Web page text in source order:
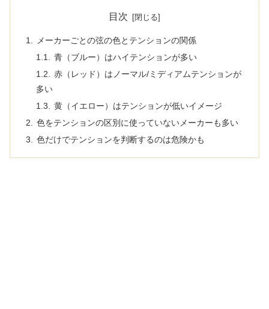
目次
メーカーごとの弦の色とテンションの関係
青（ブルー）はハイテンションが多い
赤（レッド）はノーマル/ミディアムテンションが
多い
黄（イエロー）はテンションが低いイメージ
色をテンションの区別に使っていないメーカーも多い
色だけでテンションを判断するのは危険かも